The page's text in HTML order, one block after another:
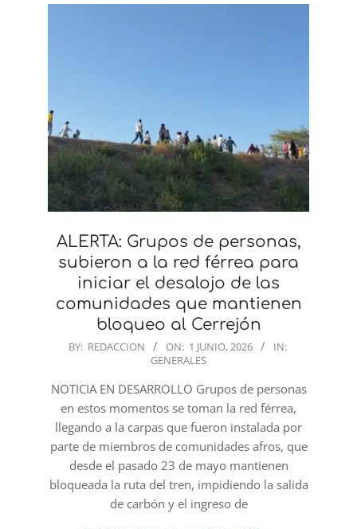
ALERTA: Grupos de personas,
subieron a la red férrea para
iniciar el desalojo de las
comunidades que mantienen
bloqueo al Cerrejón
2026-
01
BY: REDACCION ON: 1 JUNIO, 2026
IN:
GENERALES
NOTICIA EN DESARROLLO Grupos de personas
en estos momentos se toman la red férrea,
llegando a la carpas que fueron instalada por
parte de miembros de comunidades afros, que
desde el pasado 23 de mayo mantienen
bloqueada la ruta del tren, impidiendo la salida
de carbón y el ingreso de